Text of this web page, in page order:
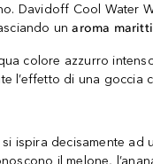
Davidoff Cool Water
unaroma
colore azzurro
di una goccia
decisamente ad